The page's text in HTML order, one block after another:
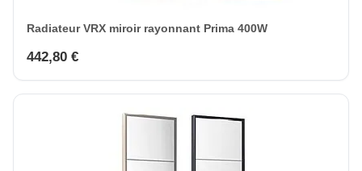
Radiateur VRX miroir rayonnant Prima 400W
442,80 €